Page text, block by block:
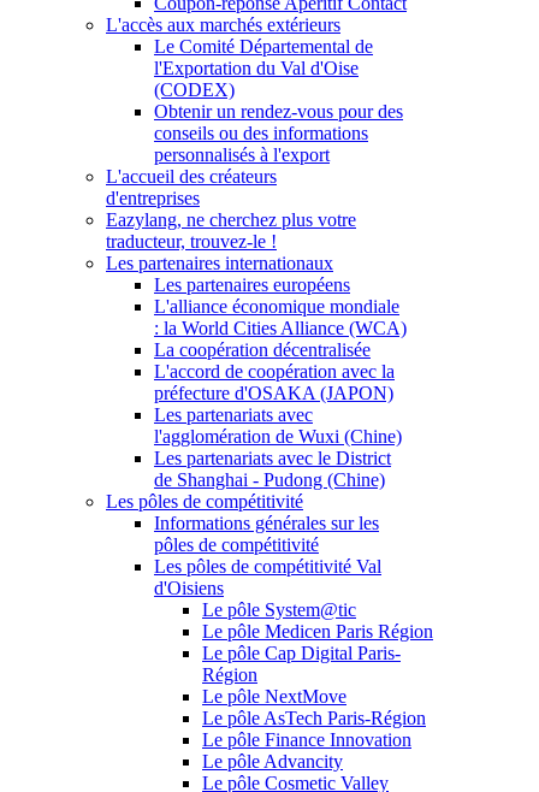
L'accès aux marchés extérieurs
Le Comité Départemental de
l'Exportation du Val d'Oise
(CODEX)
Obtenir un rendez-vous pour des
conseils ou des informations
personnalisés à l'export
L'accueil des créateurs
d'entreprises
Eazylang, ne cherchez plus votre
traducteur, trouvez-le !
Les partenaires internationaux
Les partenaires européens
L'alliance économique mondiale
: la World Cities Alliance (WCA)
La coopération décentralisée
L'accord de coopération avec la
préfecture d'OSAKA (JAPON)
Les partenariats avec
l'agglomération de Wuxi (Chine)
Les partenariats avec le District
de Shanghai - Pudong (Chine)
Les pôles de compétitivité
Informations générales sur les
pôles de compétitivité
Les pôles de compétitivité Val
d'Oisiens
Le pôle System@tic
Le pôle Medicen Paris Région
Le pôle Cap Digital Paris-
Région
Le pôle NextMove
Le pôle AsTech Paris-Région
Le pôle Finance Innovation
Le pôle Advancity
Le pôle Cosmetic Valley